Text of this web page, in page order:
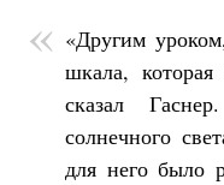
«Другим
шкала,
сказал
солнечного
для него было